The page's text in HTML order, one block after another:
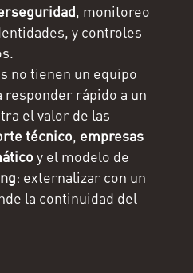
, monitoreo
y controles
no tienen un equipo
responder rápido a un
el valor de las
técnico, empresas
y el modelo de
: externalizar con un
la continuidad del